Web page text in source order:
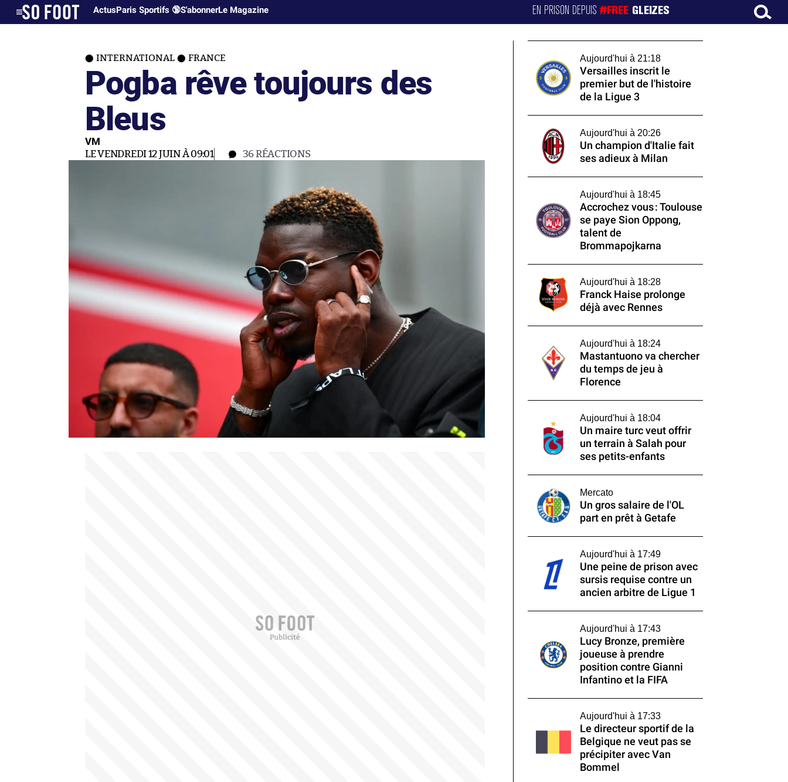
ActusParis Sportifs 🔞S'abonnerLe Magazine EN PRISON DEPUIS#FREE GLEIZES
INTERNATIONAL FRANCE
Pogba rêve toujours des
Bleus
VM
LE VENDREDI 12 JUIN À 09:01 36RÉACTIONS
Aujourd'hui à 21:18
Versailles inscrit le
premier but de l'histoire
de la Ligue 3
Aujourd'hui à 20:26
Un champion d'Italie fait
ses adieux à Milan
Aujourd'hui à 18:45
Accrochez vous : Toulouse
se paye Sion Oppong,
talent de
Brommapojkarna
Aujourd'hui à 18:28
Franck Haise prolonge
déjà avec Rennes
Aujourd'hui à 18:24
Mastantuono va chercher
du temps de jeu à
Florence
Aujourd'hui à 18:04
Un maire turc veut offrir
un terrain à Salah pour
ses petits-enfants
Mercato
Un gros salaire de l'OL
part en prêt à Getafe
Aujourd'hui à 17:49
Une peine de prison avec
sursis requise contre un
ancien arbitre de Ligue 1
Aujourd'hui à 17:43
Lucy Bronze, première
joueuse à prendre
position contre Gianni
Infantino et la FIFA
Aujourd'hui à 17:33
Le directeur sportif de la
Belgique ne veut pas se
précipiter avec Van
Bommel